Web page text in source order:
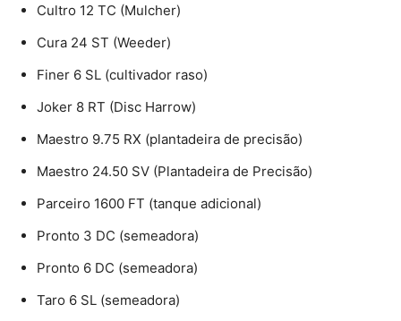
Cultro 12 TC (Mulcher)
Cura 24 ST (Weeder)
Finer 6 SL (cultivador raso)
Joker 8 RT (Disc Harrow)
Maestro 9.75 RX (plantadeira de precisão)
Maestro 24.50 SV (Plantadeira de Precisão)
Parceiro 1600 FT (tanque adicional)
Pronto 3 DC (semeadora)
Pronto 6 DC (semeadora)
Taro 6 SL (semeadora)